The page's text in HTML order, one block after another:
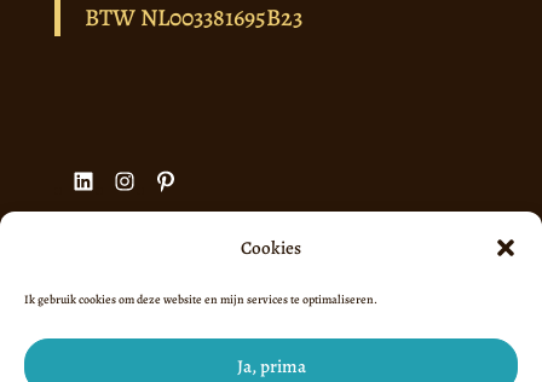
Cookies
Ik gebruik cookies om deze website en mijn services te optimaliseren.
Ja, prima
BTW NL003381695B23
LinkedIn
Instagram
Pinterest
Cookiebeleid (EU)